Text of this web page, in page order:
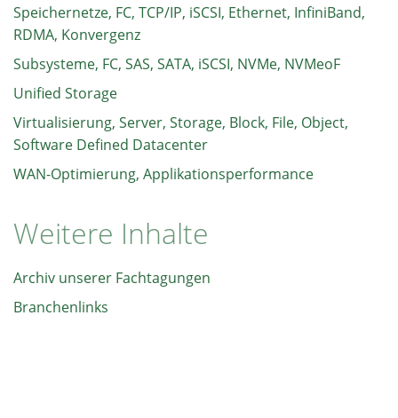
Speichernetze, FC, TCP/IP, iSCSI, Ethernet, InfiniBand,
RDMA, Konvergenz
Subsysteme, FC, SAS, SATA, iSCSI, NVMe, NVMeoF
Unified Storage
Virtualisierung, Server, Storage, Block, File, Object,
Software Defined Datacenter
WAN-Optimierung, Applikationsperformance
Weitere Inhalte
Archiv unserer Fachtagungen
Branchenlinks